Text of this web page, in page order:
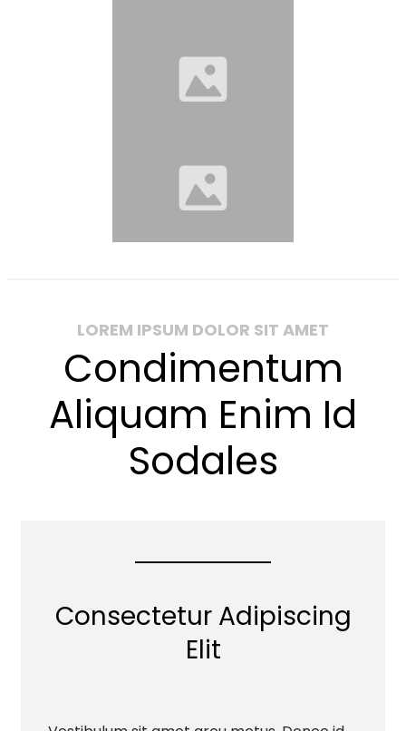
LOREM IPSUM DOLOR SIT AMET
Condimentum
Aliquam Enim Id
Sodales
Consectetur Adipiscing
Elit